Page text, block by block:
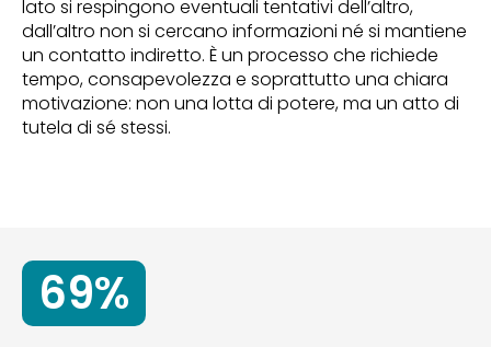
lato si respingono eventuali tentativi dell’altro,
dall’altro non si cercano informazioni né si mantiene
un contatto indiretto. È un processo che richiede
tempo, consapevolezza e soprattutto una chiara
motivazione: non una lotta di potere, ma un atto di
tutela di sé stessi.
69%